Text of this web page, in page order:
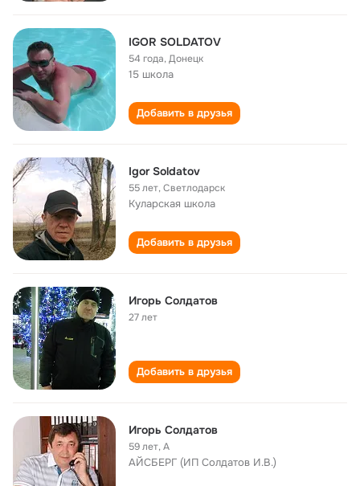
IGOR SOLDATOV
54 года,Донецк
15 школа
Добавить в друзья
Igor Soldatov
55 лет,Светлодарск
Куларская школа
Добавить в друзья
Игорь Солдатов
27 лет
Добавить в друзья
Игорь Солдатов
59 лет,А
АЙСБЕРГ (ИП Солдатов И.В.)